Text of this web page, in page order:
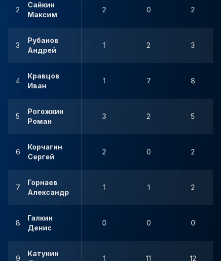
2
Сайкин
Максим
2 0 2
3
Рубанов
Андрей
1 2 3
4
Кравцов
Иван
1 7 8
5
Рогожкин
Роман
3 2 5
6
Корчагин
Сергей
2 0 2
7
Горнаев
Александр
1 1 2
8
Галкин
Денис
0 0 0
9
Катунин
1 11 12